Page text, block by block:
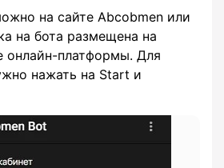
на сайте Abcobmen или
на бота размещена на
онлайн-платформы. Для
нажать на Start и